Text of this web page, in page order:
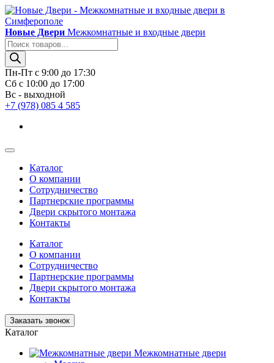
Новые Двери Межкомнатные и входные двери
Поиск
товаров
Пн-Пт с 9:00 до 17:30
Сб с 10:00 до 17:00
Вс - выходной
+7 (978) 085 4 585
Каталог
О компании
Сотрудничество
Партнерские программы
Двери скрытого монтажа
Контакты
Каталог
О компании
Сотрудничество
Партнерские программы
Двери скрытого монтажа
Контакты
Заказать звонок
Каталог
Межкомнатные двери